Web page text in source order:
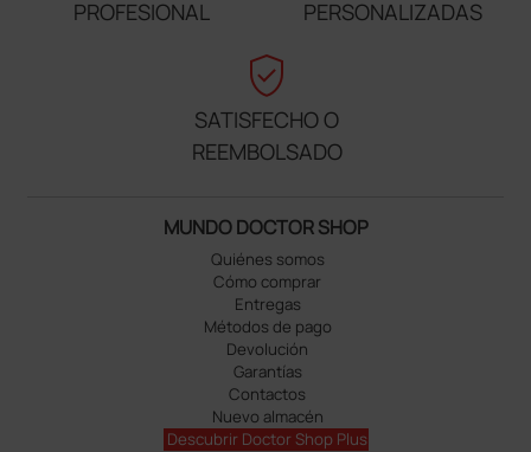
PROFESIONAL
PERSONALIZADAS
verified_user
SATISFECHO O
REEMBOLSADO
MUNDO DOCTOR SHOP
Quiénes somos
Cómo comprar
Entregas
Métodos de pago
Devolución
Garantías
Contactos
Nuevo almacén
Descubrir Doctor Shop Plus